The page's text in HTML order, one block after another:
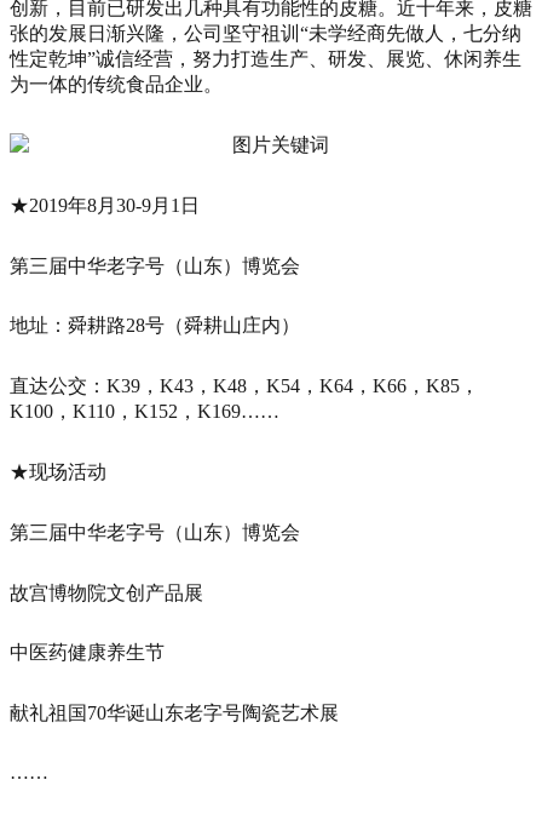
创新，目前已研发出几种具有功能性的皮糖。近十年来，皮糖
张的发展日渐兴隆，公司坚守祖训“未学经商先做人，七分纳
性定乾坤”诚信经营，努力打造生产、研发、展览、休闲养生
为一体的传统食品企业。
★2019年8月30-9月1日
第三届中华老字号（山东）博览会
地址：舜耕路28号（舜耕山庄内）
直达公交：K39，K43，K48，K54，K64，K66，K85，
K100，K110，K152，K169……
★现场活动
第三届中华老字号（山东）博览会
故宫博物院文创产品展
中医药健康养生节
献礼祖国70华诞山东老字号陶瓷艺术展
……